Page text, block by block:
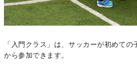
「入門クラス」は、サッカーが初めての
から参加できます。